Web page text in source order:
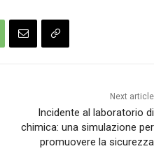
Next article
Incidente al laboratorio di
chimica: una simulazione per
promuovere la sicurezza